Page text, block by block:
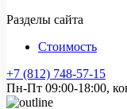
Разделы сайта
Стоимость
+7 (812) 748-57-15
Пн-Пт 09:00-18:00,